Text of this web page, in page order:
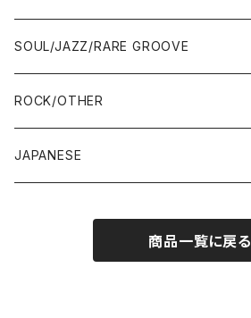
12"
ALBUM&V.A.
12"
ALBUM&V.A.
7"
12"
ALBUM&V.A.
SOUL/JAZZ/RARE GROOVE
7"
10"
ROCK/OTHER
7"
JAPANESE
商品一覧に戻る